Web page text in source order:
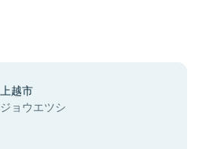
上越市
ジョウエツシ